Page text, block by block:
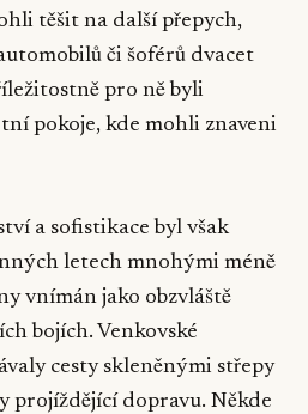
těšit na další přepych,
či šoférů dvacet
pro ně byli
pokoje, kde mohli znaveni
a sofistikace byl však
letech mnohými méně
vnímán jako obzvláště
bojích. Venkovské
cesty skleněnými střepy
projíždějící dopravu. Někde